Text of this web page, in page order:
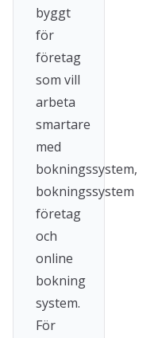
byggt
för
företag
som vill
arbeta
smartare
med
bokningssystem,
bokningssystem
företag
och
online
bokning
system.
För